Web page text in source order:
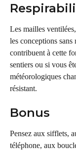
Les mailles
les conceptions sans
contribuent à cette
sentiers ou si vous
météorologiques
résistant.
Bonus
Pensez aux sifflets,
téléphone, aux